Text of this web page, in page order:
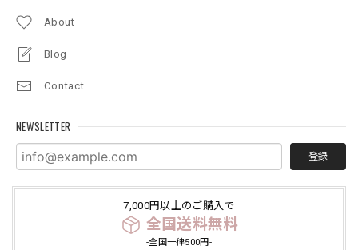
About
Blog
Contact
NEWSLETTER
登録
7,000円以上のご購入で
全国送料無料
-全国一律500円-